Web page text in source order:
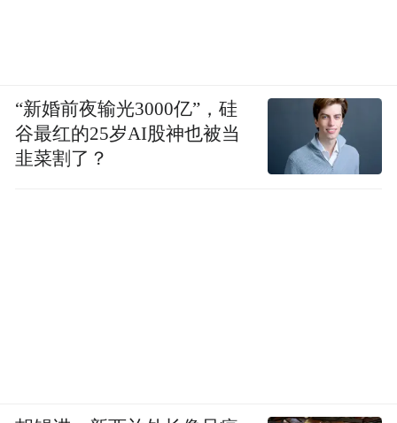
“新婚前夜输光3000亿”，硅
谷最红的25岁AI股神也被当
韭菜割了？